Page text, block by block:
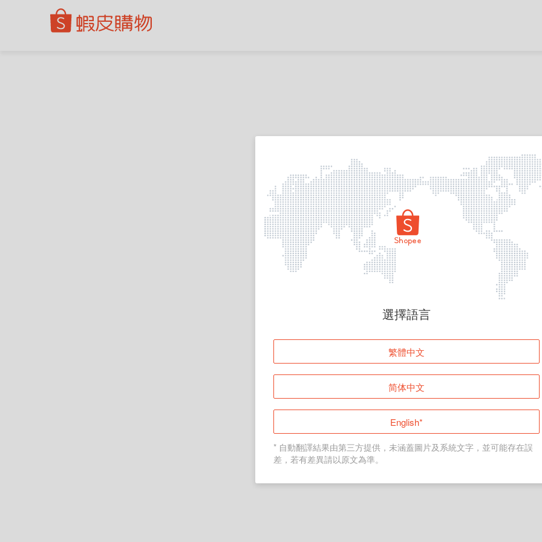
頁面無法顯示
登入
返回首頁
選擇語言
繁體中文
简体中文
English*
* 自動翻譯結果由第三方提供，未涵蓋圖片及系統文字，並可能存在誤
差，若有差異請以原文為準。